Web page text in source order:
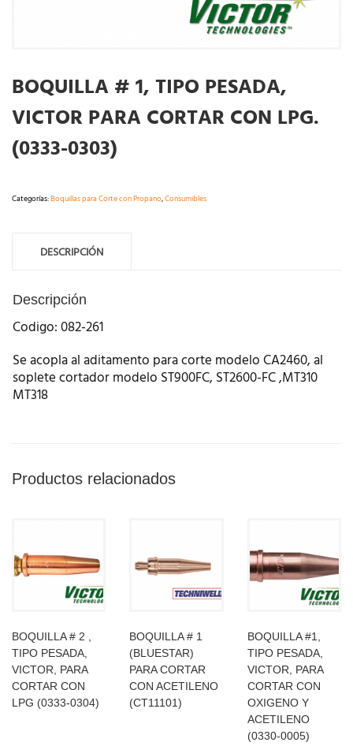
BOQUILLA # 1, TIPO PESADA,
VICTOR PARA CORTAR CON LPG.
(0333-0303)
Categorías:Boquillas para Corte con Propano,Consumibles
DESCRIPCIÓN
Descripción
Codigo: 082-261
Se acopla al aditamento para corte modelo CA2460, al
soplete cortador modelo ST900FC, ST2600-FC ,MT310
MT318
Productos relacionados
BOQUILLA # 2 ,
TIPO PESADA,
VICTOR, PARA
CORTAR CON
LPG (0333-0304)
BOQUILLA # 1
(BLUESTAR)
PARA CORTAR
CON ACETILENO
(CT11101)
BOQUILLA #1,
TIPO PESADA,
VICTOR, PARA
CORTAR CON
OXIGENO Y
ACETILENO
(0330-0005)